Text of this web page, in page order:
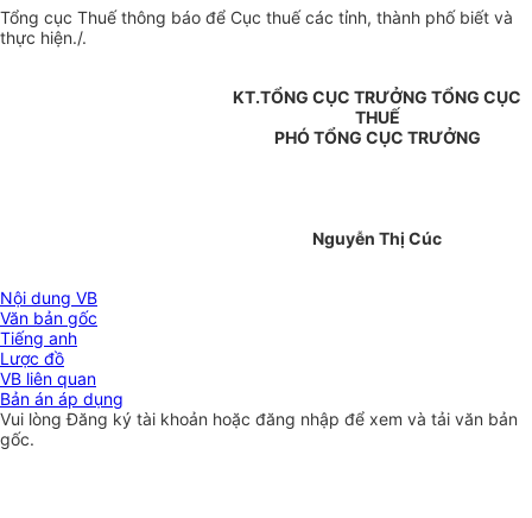
Tổng cục Thuế thông báo để Cục thuế các tỉnh, thành phố biết và
thực hiện./.
KT.TỔNG CỤC TRƯỞNG TỔNG CỤC
THUẾ
PHÓ TỔNG CỤC TRƯỞNG
Nguyễn Thị Cúc
Nội dung VB
Văn bản gốc
Tiếng anh
Lược đồ
VB liên quan
Bản án áp dụng
Vui lòngĐăng ký tài khoản hoặc đăng nhập để xem và tải văn bản
gốc.